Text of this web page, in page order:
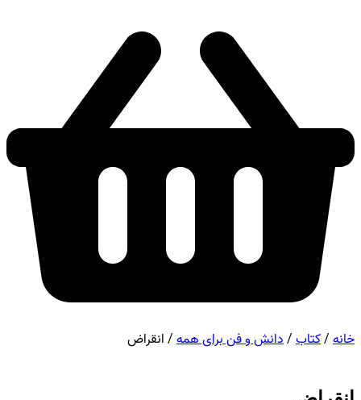
خانه/کتاب/دانش‌ و ‌فن‌ براى همه/ انقراض